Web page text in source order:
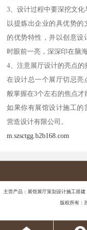
3、设计过程中要深挖文化
以提炼出企业的具优势的
的优势特性，并以创意设
时眼前一亮，深深印在脑
4、注意展厅设计的亮点的
在设计总一个展厅切忌亮
般掌握在3个左右的焦点才
如果你有展馆设计施工的
营造设计有限公司。
m.szsctgg.b2b168.com
主营产品：展馆展厅策划设计施工搭
版权所有：